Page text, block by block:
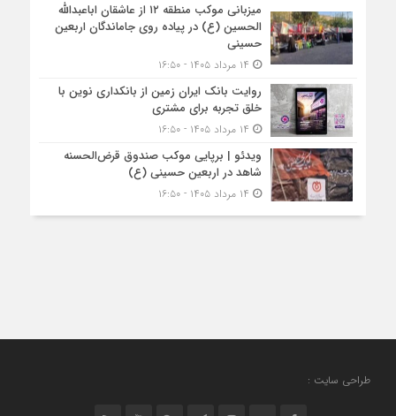
میزبانی موکب منطقه ۱۲ از عاشقان اباعبدالله
الحسین (ع) در پیاده روی جاماندگان اربعین
حسینی
روایت بانک ایران زمین از بانکداری نوین با
خلق تجربه برای مشتری
ویدئو | برپایی موکب صندوق قرض‌الحسنه
شاهد در اربعین حسینی (ع)
طراحی سایت :